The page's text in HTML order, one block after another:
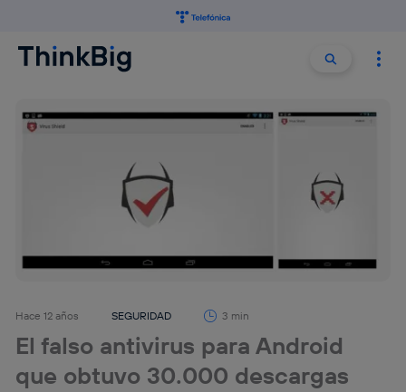
Buscar
Hace 12 años SEGURIDAD 3 min
El falso antivirus para Android
que obtuvo 30.000 descargas